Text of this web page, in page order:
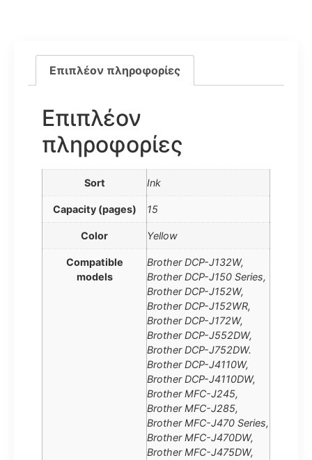
Επιπλέον πληροφορίες
Επιπλέον
πληροφορίες
Sort Ink
Capacity (pages) 15
Color Yellow
Compatible
models
Brother DCP-J132W,
Brother DCP-J150 Series,
Brother DCP-J152W,
Brother DCP-J152WR,
Brother DCP-J172W,
Brother DCP-J552DW,
Brother DCP-J752DW.
Brother DCP-J4110W,
Brother DCP-J4110DW,
Brother MFC-J245,
Brother MFC-J285,
Brother MFC-J470 Series,
Brother MFC-J470DW,
Brother MFC-J475DW,